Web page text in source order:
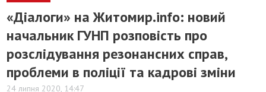
​«Діалоги» на Житомир.info: новий
начальник ГУНП розповість про
розслідування резонансних справ,
проблеми в поліції та кадрові зміни
24 липня 2020, 14:47